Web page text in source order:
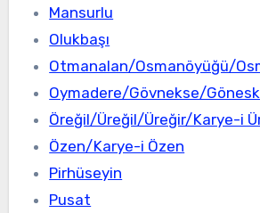
Mansurlu
Olukbaşı
Otmanalan/Osmanöyüğü/
Oymadere/Gövnekse/
Öreğil/Üreğil/Üreğir/Karye-i
Özen/Karye-i Özen
Pirhüseyin
Pusat